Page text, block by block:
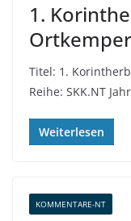
1.
Titel: 1.
Reihe: SKK.NT
Weiterlesen
KOMMENTARE-NT